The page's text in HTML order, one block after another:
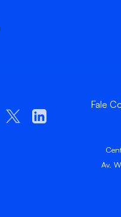
Fale
Av.